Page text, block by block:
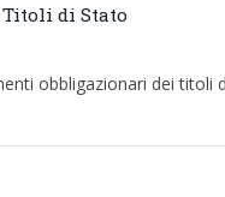
di Stato
obbligazionari dei titoli